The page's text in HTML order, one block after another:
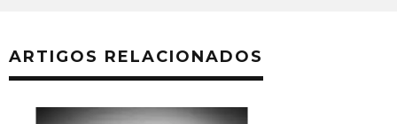
ARTIGOS RELACIONADOS